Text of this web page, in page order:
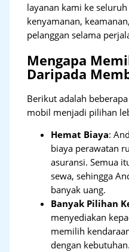
layanan kami ke
kenyamanan,
pelanggan selama
Mengapa
Daripada
Berikut adalah
mobil menjadi pilihan
Hemat Biaya:
biaya perawatan
asuransi. Semua
sewa, sehingga
banyak uang.
Banyak Pilihan
menyediakan
memilih
dengan